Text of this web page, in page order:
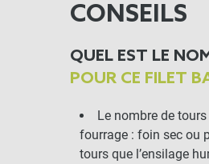
CONSEILS
QUEL EST LE
POUR CE FILET
Le nombre de
fourrage : foin sec ou
tours que l’ensilage